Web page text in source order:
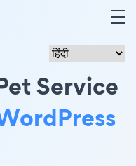
Pet Service